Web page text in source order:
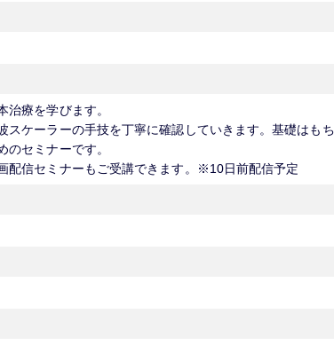
療を学びます。
スケーラーの手技を丁寧に確認していきます。基礎はも
セミナーです。
配信セミナーもご受講できます。※10日前配信予定